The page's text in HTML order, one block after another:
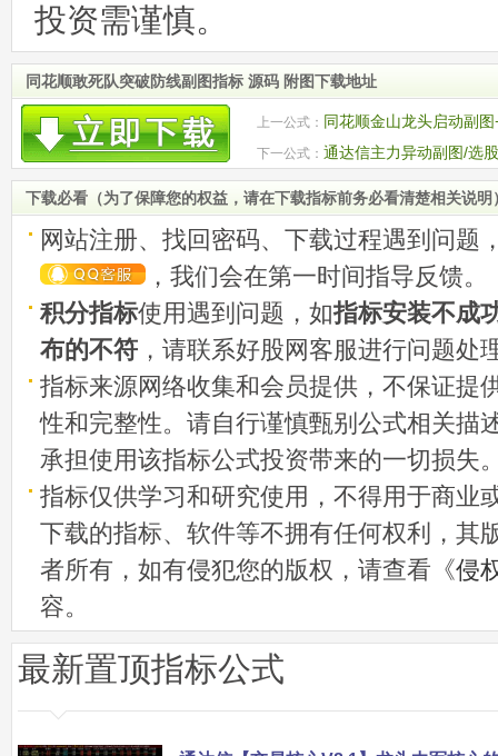
投资需谨慎。
同花顺敢死队突破防线副图指标 源码 附图下载地址
上一公式： 同花顺金山龙头启动副
下一公式： 通达信主力异动副图/选
码 无未来 贴图
下载必看（为了保障您的权益，请在下载指标前务必看清楚相关说明
网站注册、找回密码、下载过程遇到问题
，我们会在第一时间指导反馈。
积分指标使用遇到问题，如指标安装不成
布的不符 ，请联系好股网客服进行问题处
指标来源网络收集和会员提供，不保证提
性和完整性。请自行谨慎甄别公式相关描
承担使用该指标公式投资带来的一切损失
指标仅供学习和研究使用，不得用于商业
下载的指标、软件等不拥有任何权利，其
者所有，如有侵犯您的版权，请查看《侵
容。
最新置顶指标公式